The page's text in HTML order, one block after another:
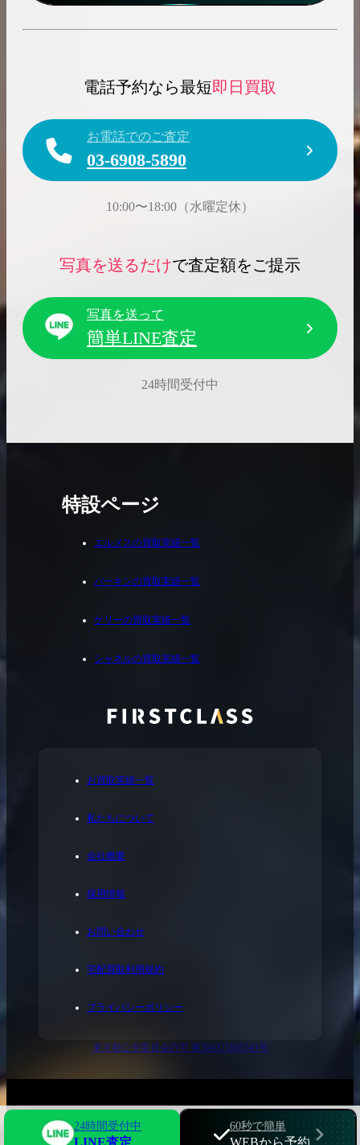
電話予約なら最短即日買取
お電話でのご査定
03-6908-5890
10:00〜18:00（水曜定休）
写真を送るだけで査定額をご提示
写真を送って
簡単LINE査定
24時間受付中
お買取実績一覧
私たちについて
会社概要
採用情報
お問い合わせ
宅配買取利用規約
プライバシーポリシー
東京都公安委員会許可 第304371805541号
特設ページ
エルメスの買取実績一覧
バーキンの買取実績一覧
ケリーの買取実績一覧
シャネルの買取実績一覧
© 2023 FirstClass.
24時間受付中
LINE査定
60秒で簡単
WEBから予約